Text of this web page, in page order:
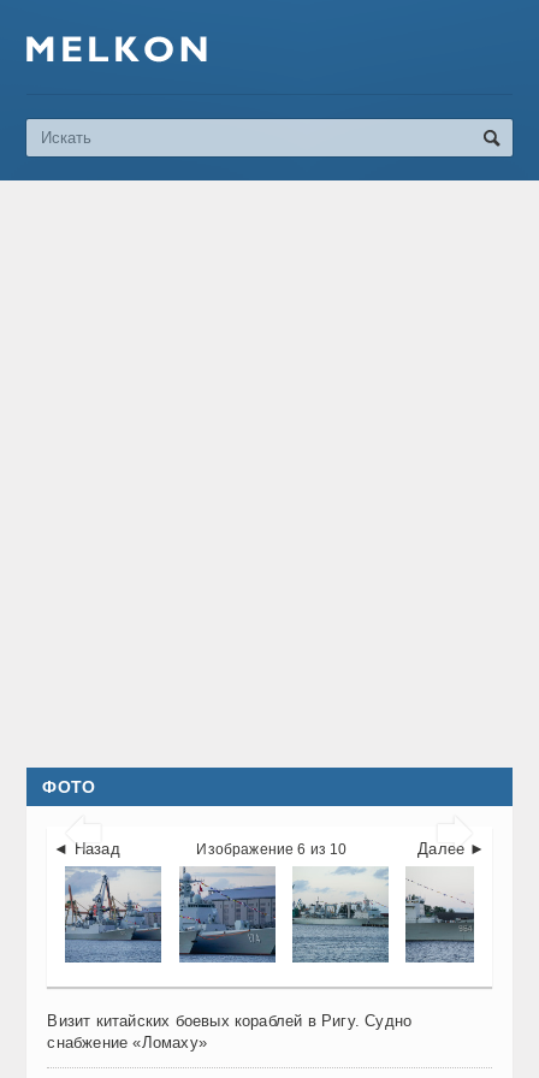
ФОТО
 
◄ Назад Далее ►
Изображение 6 из 10
Визит китайских боевых кораблей в Ригу. Судно
снабжение «Ломаху»